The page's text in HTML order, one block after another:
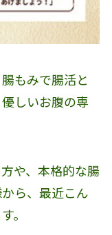
もみで腸活と
しいお腹の専
や、本格的な腸
ら、最近こん
。